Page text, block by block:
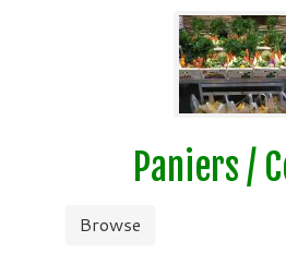
Paniers /
Browse